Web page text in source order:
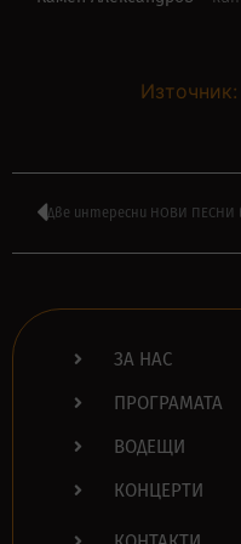
ЗА НАС
ПРОГРАМАТА
ВОДЕЩИ
КОНЦЕРТИ